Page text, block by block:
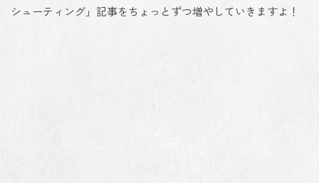
シューティング」記事をちょっとずつ増やしていきますよ！